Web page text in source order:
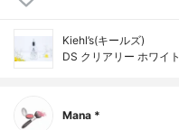
Kiehl’s(キールズ)
DS クリアリー ホワイ
Mana *